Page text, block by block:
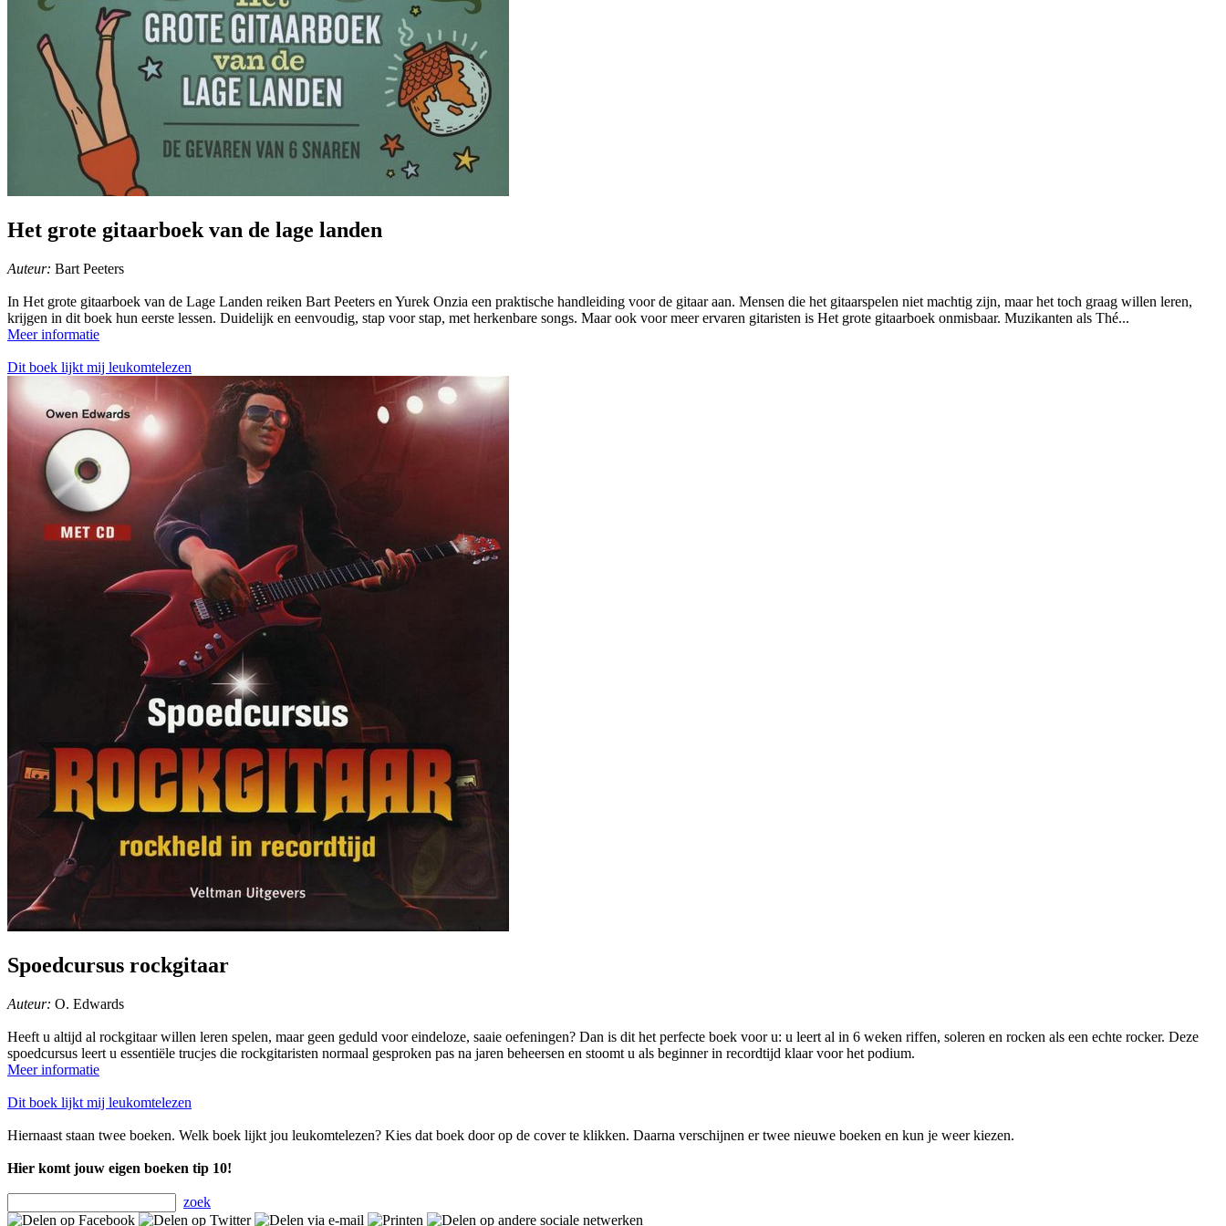
Het grote gitaarboek van de lage landen
Auteur: Bart Peeters
In Het grote gitaarboek van de Lage Landen reiken Bart Peeters en Yurek Onzia een praktische handleiding voor de gitaar aan. Mensen die het gitaarspelen niet machtig zijn, maar het toch graag willen leren,
krijgen in dit boek hun eerste lessen. Duidelijk en eenvoudig, stap voor stap, met herkenbare songs. Maar ook voor meer ervaren gitaristen is Het grote gitaarboek onmisbaar. Muzikanten als Thé...
Meer informatie
Dit boek lijkt mij leukomtelezen
Spoedcursus rockgitaar
Auteur: O. Edwards
Heeft u altijd al rockgitaar willen leren spelen, maar geen geduld voor eindeloze, saaie oefeningen? Dan is dit het perfecte boek voor u: u leert al in 6 weken riffen, soleren en rocken als een echte rocker. Deze
spoedcursus leert u essentiële trucjes die rockgitaristen normaal gesproken pas na jaren beheersen en stoomt u als beginner in recordtijd klaar voor het podium.
Meer informatie
Dit boek lijkt mij leukomtelezen
Hiernaast staan twee boeken. Welk boek lijkt jou leukomtelezen? Kies dat boek door op de cover te klikken. Daarna verschijnen er twee nieuwe boeken en kun je weer kiezen.
Hier komt jouw eigen boeken tip 10!
zoek